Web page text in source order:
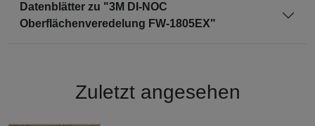
Datenblätter zu "3M DI-NOC
Oberflächenveredelung FW-1805EX"
Zuletzt angesehen